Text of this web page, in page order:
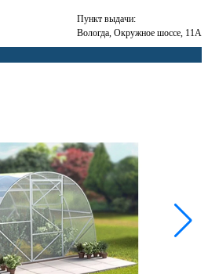
Пункт выдачи:
Вологда, Окружное шоссе, 11А